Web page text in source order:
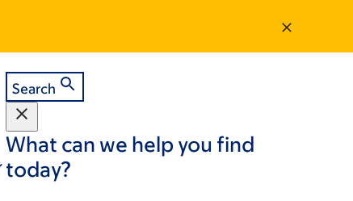
Search
What can we help you find
today?